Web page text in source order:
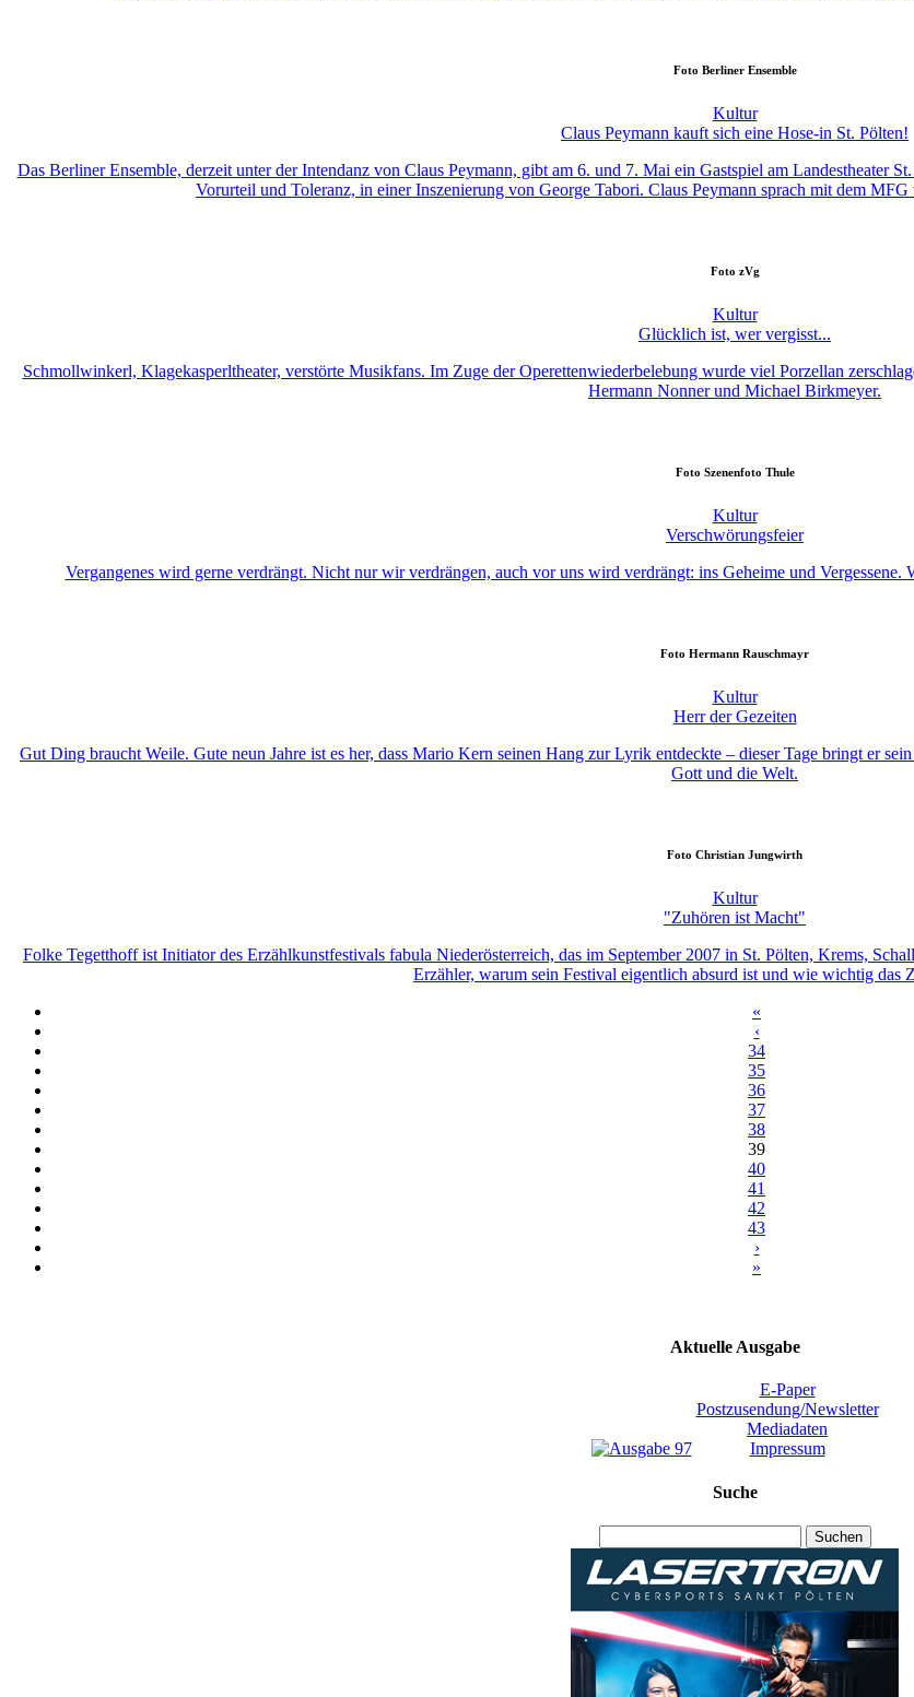
Foto Berliner Ensemble
Kultur
Claus Peymann kauft sich eine Hose-in St. Pölten!
Das Berliner Ensemble, derzeit unter der Intendanz von Claus Peymann, gibt am 6. und 7. Mai ein Gastspiel am Landestheater
Vorurteil und Toleranz, in einer Inszenierung von George Tabori. Claus Peymann sprach mit dem
Foto zVg
Kultur
Glücklich ist, wer vergisst...
Schmollwinkerl, Klagekasperltheater, verstörte Musikfans. Im Zuge der Operettenwiederbelebung wurde viel Porzellan
Hermann Nonner und Michael Birkmeyer.
Foto Szenenfoto Thule
Kultur
Verschwörungsfeier
Vergangenes wird gerne verdrängt. Nicht nur wir verdrängen, auch vor uns wird verdrängt: ins Geheime und
Foto Hermann Rauschmayr
Kultur
Herr der Gezeiten
Gut Ding braucht Weile. Gute neun Jahre ist es her, dass Mario Kern seinen Hang zur Lyrik entdeckte – dieser Tage bringt er
Gott und die Welt.
Foto Christian Jungwirth
Kultur
"Zuhören ist Macht"
Folke Tegetthoff ist Initiator des Erzählkunstfestivals fabula Niederösterreich, das im September 2007 in St. Pölten, Krems,
Erzähler, warum sein Festival eigentlich absurd ist und wie wichtig das
«
‹
34
35
36
37
38
39
40
41
42
43
›
»
Aktuelle Ausgabe
E-Paper
Postzusendung/Newsletter
Mediadaten
Impressum
Suche
Suchen